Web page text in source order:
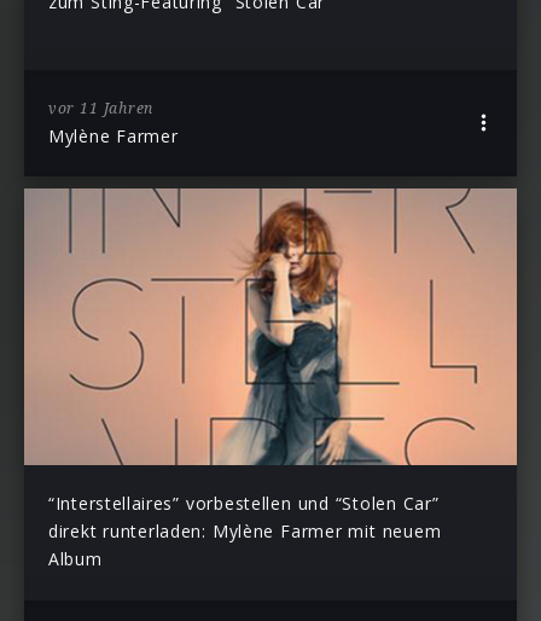
vor 11 Jahren
Mylène Farmer
“Interstellaires” vorbestellen und “Stolen Car”
direkt runterladen: Mylène Farmer mit neuem
Album